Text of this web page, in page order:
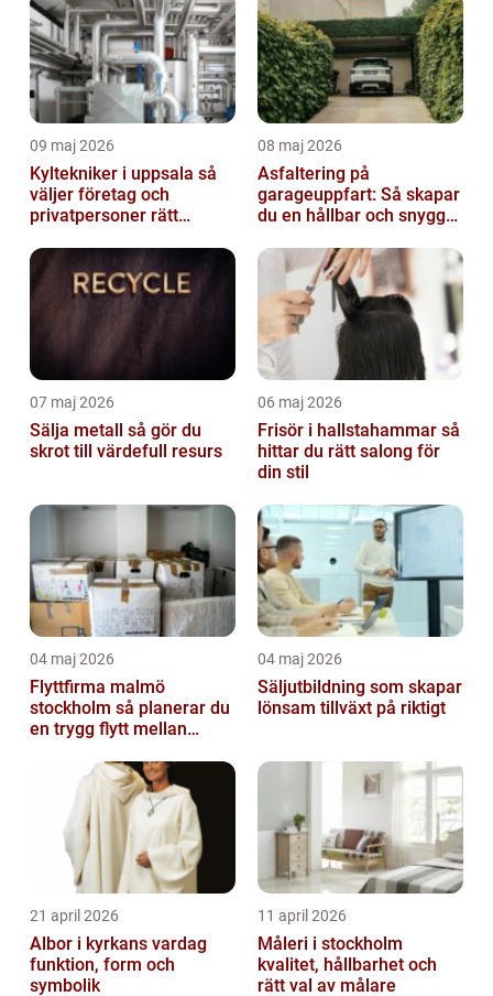
09 maj 2026
Kyltekniker i uppsala så
väljer företag och
privatpersoner rätt
08 maj 2026
Asfaltering på
garageuppfart: Så skapar
du en hållbar och snygg
07 maj 2026
Sälja metall så gör du
skrot till värdefull resurs
06 maj 2026
Frisör i hallstahammar så
hittar du rätt salong för
din stil
04 maj 2026
Flyttfirma malmö
stockholm så planerar du
en trygg flytt mellan
04 maj 2026
Säljutbildning som skapar
lönsam tillväxt på riktigt
21 april 2026
Albor i kyrkans vardag
funktion, form och
symbolik
11 april 2026
Måleri i stockholm
kvalitet, hållbarhet och
rätt val av målare